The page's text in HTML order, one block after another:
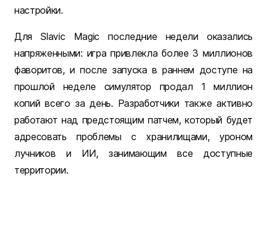
настройки.
Для Slavic Magic последние недели оказались
напряженными: игра привлекла более 3 миллионов
фаворитов, и после запуска в раннем доступе на
прошлой неделе симулятор продал 1 миллион
копий всего за день. Разработчики также активно
работают над предстоящим патчем, который будет
адресовать проблемы с хранилищами, уроном
лучников и ИИ, занимающим все доступные
территории.